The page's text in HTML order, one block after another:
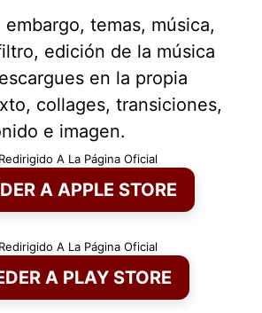
temas, música,
edición de la música
en la propia
collages, transiciones,
e imagen.
A La Página Oficial
A APPLE STORE
A La Página Oficial
A PLAY STORE